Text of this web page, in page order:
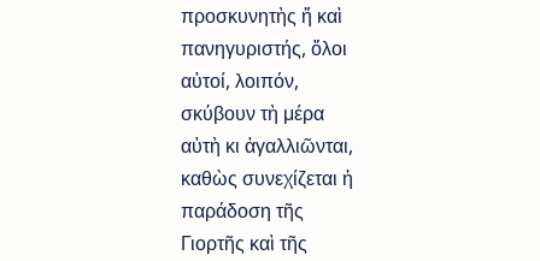
προσκυνητὴς ἤ καὶ
πανηγυριστής, ὅλοι
αὐτοί, λοιπόν,
σκύβουν τὴ μέρα
αὐτὴ κι ἀγαλλιῶνται,
καθὼς συνεχίζεται ἡ
παράδοση τῆς
Γιορτῆς καὶ τῆς